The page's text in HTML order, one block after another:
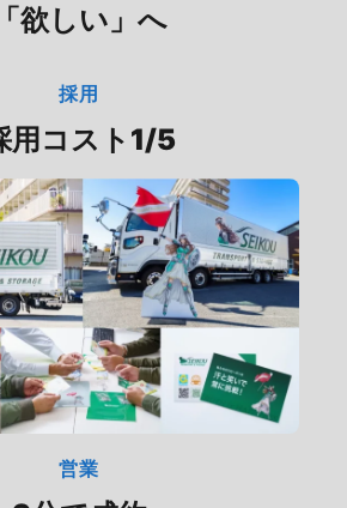
「欲しい」へ
採用
用コスト1/5
営業